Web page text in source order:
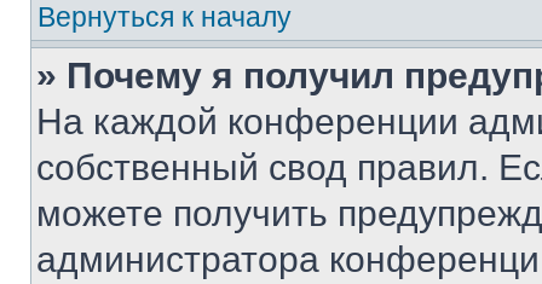
Вернуться к началу
» Почему я получил
На каждой конференции
собственный свод правил.
можете получить
администратора